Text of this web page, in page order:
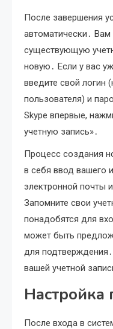
После завершения
автоматически․
существующую
новую․ Если у вас
введите свой логин
пользователя) и
Skype впервые,
учетную запись»․
Процесс создания
в себя ввод вашего
электронной почты
Запомните свои
понадобятся для
может быть
для
вашей учетной
Настройка
После входа в